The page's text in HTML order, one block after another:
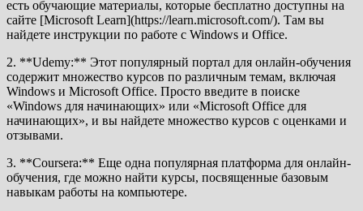
есть обучающие материалы, которые бесплатно доступны на
сайте [Microsoft Learn](https://learn.microsoft.com/). Там вы
найдете инструкции по работе с Windows и Office.
2. **Udemy:** Этот популярный портал для онлайн-обучения
содержит множество курсов по различным темам, включая
Windows и Microsoft Office. Просто введите в поиске
«Windows для начинающих» или «Microsoft Office для
начинающих», и вы найдете множество курсов с оценками и
отзывами.
3. **Coursera:** Еще одна популярная платформа для онлайн-
обучения, где можно найти курсы, посвященные базовым
навыкам работы на компьютере.